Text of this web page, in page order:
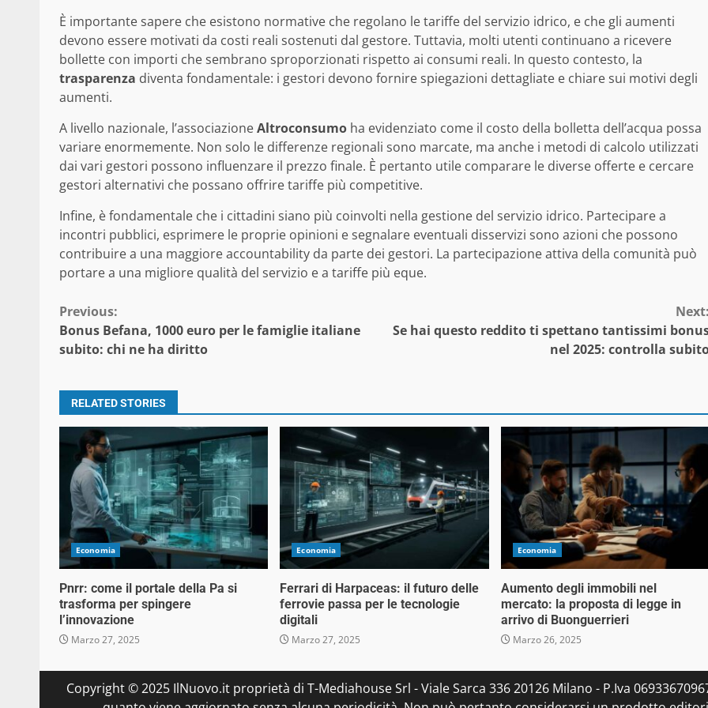
È importante sapere che esistono normative che regolano le tariffe del servizio idrico, e che gli aumenti
devono essere motivati da costi reali sostenuti dal gestore. Tuttavia, molti utenti continuano a ricevere
bollette con importi che sembrano sproporzionati rispetto ai consumi reali. In questo contesto, la
trasparenza diventa fondamentale: i gestori devono fornire spiegazioni dettagliate e chiare sui motivi degli
aumenti.
A livello nazionale, l’associazioneAltroconsumo ha evidenziato come il costo della bolletta dell’acqua possa
variare enormemente. Non solo le differenze regionali sono marcate, ma anche i metodi di calcolo utilizzati
dai vari gestori possono influenzare il prezzo finale. È pertanto utile comparare le diverse offerte e cercare
gestori alternativi che possano offrire tariffe più competitive.
Infine, è fondamentale che i cittadini siano più coinvolti nella gestione del servizio idrico. Partecipare a
incontri pubblici, esprimere le proprie opinioni e segnalare eventuali disservizi sono azioni che possono
contribuire a una maggiore accountability da parte dei gestori. La partecipazione attiva della comunità può
portare a una migliore qualità del servizio e a tariffe più eque.
Continue
Reading
Previous:
Bonus Befana, 1000 euro per le famiglie italiane
subito: chi ne ha diritto
Next:
Se hai questo reddito ti spettano tantissimi
nel 2025: controlla
RELATED STORIES
Economia
Pnrr: come il portale della Pa si
trasforma per spingere
l’innovazione
Marzo 27, 2025
Economia
Ferrari di Harpaceas: il futuro delle
ferrovie passa per le tecnologie
digitali
Marzo 27, 2025
Economia
Aumento degli immobili nel
mercato: la proposta di legge in
arrivo di Buonguerrieri
Marzo 26, 2025
Copyright © 2025 IlNuovo.it proprietà di T-Mediahouse Srl - Viale Sarca 336 20126 Milano - P.Iva